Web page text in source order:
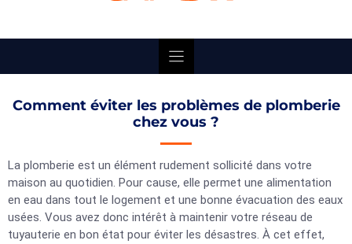
Comment éviter les problèmes de plomberie
chez vous ?
La plomberie est un élément rudement sollicité dans votre
maison au quotidien. Pour cause, elle permet une alimentation
en eau dans tout le logement et une bonne évacuation des eaux
usées. Vous avez donc intérêt à maintenir votre réseau de
tuyauterie en bon état pour éviter les désastres. À cet effet,